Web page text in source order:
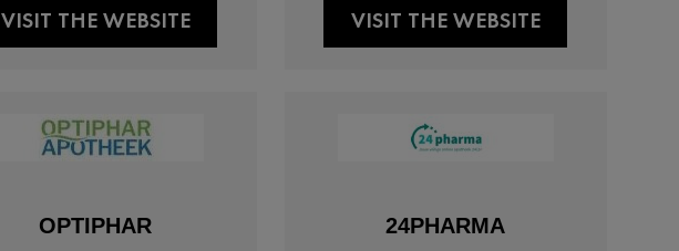
VISIT THE WEBSITE VISIT THE WEBSITE
OPTIPHAR 24PHARMA